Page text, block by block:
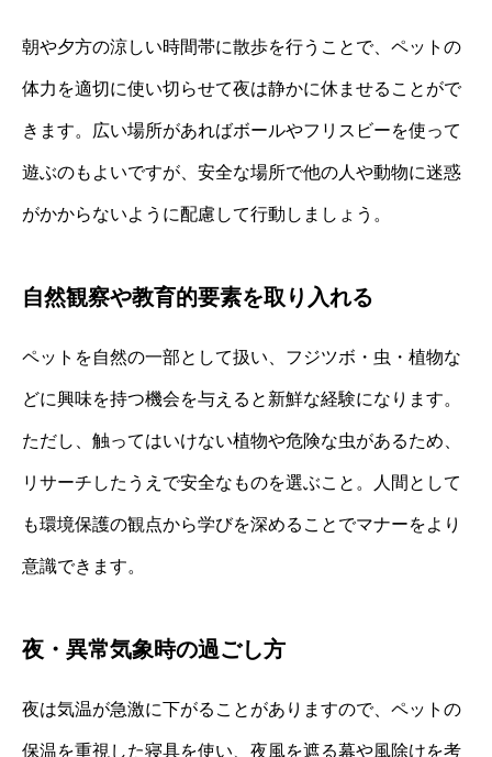
朝や夕方の涼しい時間帯に散歩を行うことで、ペットの
体力を適切に使い切らせて夜は静かに休ませることがで
きます。広い場所があればボールやフリスビーを使って
遊ぶのもよいですが、安全な場所で他の人や動物に迷惑
がかからないように配慮して行動しましょう。
自然観察や教育的要素を取り入れる
ペットを自然の一部として扱い、フジツボ・虫・植物な
どに興味を持つ機会を与えると新鮮な経験になります。
ただし、触ってはいけない植物や危険な虫があるため、
リサーチしたうえで安全なものを選ぶこと。人間として
も環境保護の観点から学びを深めることでマナーをより
意識できます。
夜・異常気象時の過ごし方
夜は気温が急激に下がることがありますので、ペットの
保温を重視した寝具を使い、夜風を遮る幕や風除けを考